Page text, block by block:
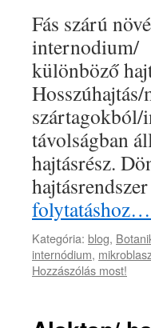
Fás szárú
internodium/
különböző
távolságban
hajtásrész.
Kategória: blog,
internódium,
Hozzászólás most!